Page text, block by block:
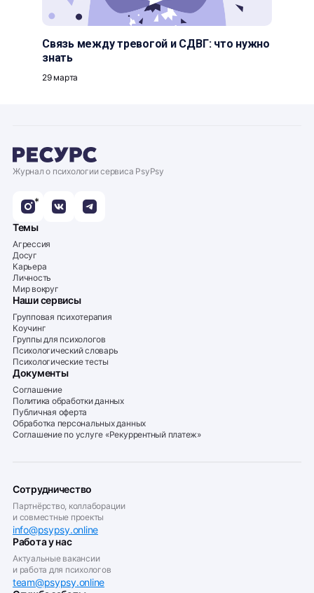
Связь между тревогой и СДВГ: что нужно
знать
29 марта
Журнал о психологии сервиса PsyPsy
*
Темы
Агрессия
Досуг
Карьера
Личность
Мир вокруг
Наши сервисы
Групповая психотерапия
Коучинг
Группы для психологов
Психологический словарь
Психологические тесты
Документы
Соглашение
Политика обработки данных
Публичная оферта
Обработка персональных данных
Соглашение по услуге «Рекуррентный платеж»
Сотрудничество
Партнёрство, коллаборации
и совместные проекты
info@psypsy.online
Работа у нас
Актуальные вакансии
и работа для психологов
team@psypsy.online